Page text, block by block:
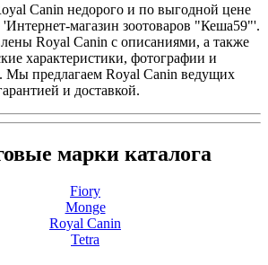
Canin недорого и по выгодной цене
'Интернет-магазин зоотоваров "Кеша59"'.
Royal Canin с описаниями, а также
характеристики, фотографии и
Мы предлагаем Royal Canin ведущих
и доставкой.
марки каталога
Fiory
Monge
Royal Canin
Tetra